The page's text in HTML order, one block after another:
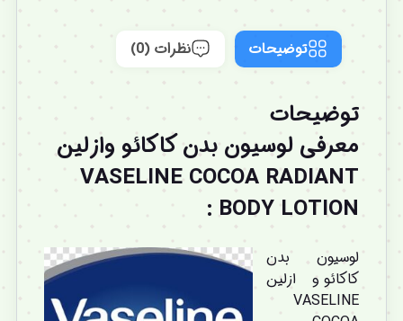
توضیحات نظرات (0)
توضیحات
معرفی لوسیون بدن کاکائو وازلین
VASELINE COCOA RADIANT
BODY LOTION :
لوسیون بدن
کاکائو وازلین
VASELINE